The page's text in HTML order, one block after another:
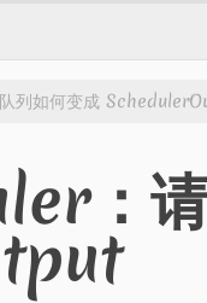
列如何变成
：